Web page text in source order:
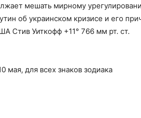
мешать мирному
об украинском кризисе и его
Стив Уиткофф +11° 766 мм рт. ст.
мая, для всех знаков зодиака